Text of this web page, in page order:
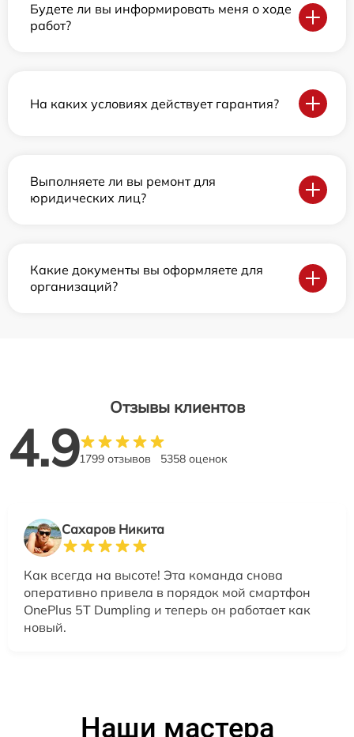
Будете ли вы информировать меня о ходе
работ?
На каких условиях действует гарантия?
Выполняете ли вы ремонт для
юридических лиц?
Какие документы вы оформляете для
организаций?
Отзывы клиентов
4.91799 отзывов 5358 оценок
Сахаров Никита
Как всегда на высоте! Эта команда снова
оперативно привела в порядок мой смартфон
OnePlus 5T Dumpling и теперь он работает как
новый.
Наши мастера